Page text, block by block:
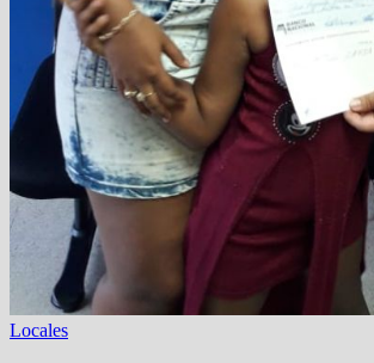
Locales